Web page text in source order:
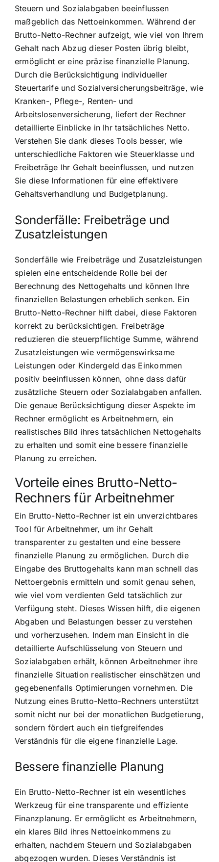
Steuern und Sozialabgaben beeinflussen
maßgeblich das Nettoeinkommen. Während der
Brutto-Netto-Rechner aufzeigt, wie viel von Ihrem
Gehalt nach Abzug dieser Posten übrig bleibt,
ermöglicht er eine präzise finanzielle Planung.
Durch die Berücksichtigung individueller
Steuertarife und Sozialversicherungsbeiträge, wie
Kranken-, Pflege-, Renten- und
Arbeitslosenversicherung, liefert der Rechner
detaillierte Einblicke in Ihr tatsächliches Netto.
Verstehen Sie dank dieses Tools besser, wie
unterschiedliche Faktoren wie Steuerklasse und
Freibeträge Ihr Gehalt beeinflussen, und nutzen
Sie diese Informationen für eine effektivere
Gehaltsverhandlung und Budgetplanung.
Sonderfälle: Freibeträge und
Zusatzleistungen
Sonderfälle wie Freibeträge und Zusatzleistungen
spielen eine entscheidende Rolle bei der
Berechnung des Nettogehalts und können Ihre
finanziellen Belastungen erheblich senken. Ein
Brutto-Netto-Rechner hilft dabei, diese Faktoren
korrekt zu berücksichtigen. Freibeträge
reduzieren die steuerpflichtige Summe, während
Zusatzleistungen wie vermögenswirksame
Leistungen oder Kindergeld das Einkommen
positiv beeinflussen können, ohne dass dafür
zusätzliche Steuern oder Sozialabgaben anfallen.
Die genaue Berücksichtigung dieser Aspekte im
Rechner ermöglicht es Arbeitnehmern, ein
realistisches Bild ihres tatsächlichen Nettogehalts
zu erhalten und somit eine bessere finanzielle
Planung zu erreichen.
Vorteile eines Brutto-Netto-
Rechners für Arbeitnehmer
Ein Brutto-Netto-Rechner ist ein unverzichtbares
Tool für Arbeitnehmer, um ihr Gehalt
transparenter zu gestalten und eine bessere
finanzielle Planung zu ermöglichen. Durch die
Eingabe des Bruttogehalts kann man schnell das
Nettoergebnis ermitteln und somit genau sehen,
wie viel vom verdienten Geld tatsächlich zur
Verfügung steht. Dieses Wissen hilft, die eigenen
Abgaben und Belastungen besser zu verstehen
und vorherzusehen. Indem man Einsicht in die
detaillierte Aufschlüsselung von Steuern und
Sozialabgaben erhält, können Arbeitnehmer ihre
finanzielle Situation realistischer einschätzen und
gegebenenfalls Optimierungen vornehmen. Die
Nutzung eines Brutto-Netto-Rechners unterstützt
somit nicht nur bei der monatlichen Budgetierung,
sondern fördert auch ein tiefgreifendes
Verständnis für die eigene finanzielle Lage.
Bessere finanzielle Planung
Ein Brutto-Netto-Rechner ist ein wesentliches
Werkzeug für eine transparente und effiziente
Finanzplanung. Er ermöglicht es Arbeitnehmern,
ein klares Bild ihres Nettoeinkommens zu
erhalten, nachdem Steuern und Sozialabgaben
abgezogen wurden. Dieses Verständnis ist